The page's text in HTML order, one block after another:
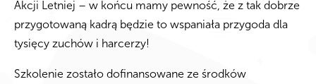
Akcji Letniej – w końcu mamy pewność, że z tak dobrze
przygotowaną kadrą będzie to wspaniała przygoda dla
tysięcy zuchów i harcerzy!
Szkolenie zostało dofinansowane ze środków